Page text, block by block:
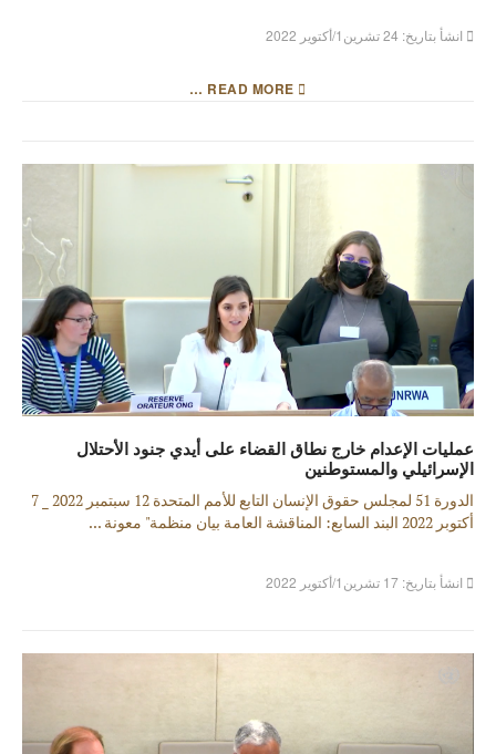
انشأ بتاريخ: 24 تشرين1/أكتوير 2022
عمليات الإعدام خارج نطاق القضاء على أيدي جنود الأحتلال
الإسرائيلي والمستوطنين
الدورة 51 لمجلس حقوق الإنسان التابع للأمم المتحدة 12 سبتمبر 2022 _ 7
أكتوبر 2022 البند السابع: المناقشة العامة بيان منظمة" معونة ...
انشأ بتاريخ: 17 تشرين1/أكتوير 2022